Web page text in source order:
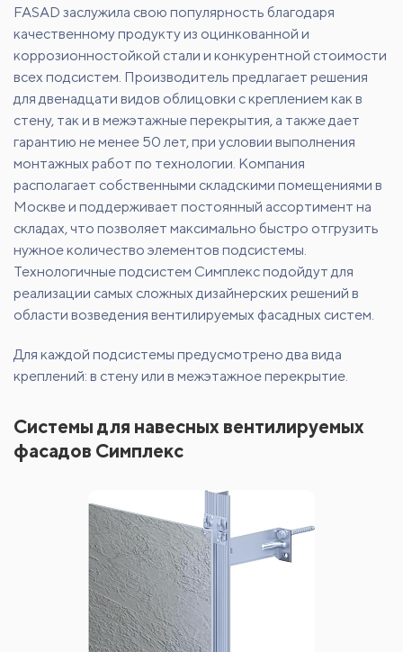
FASAD заслужила свою популярность благодаря
качественному продукту из оцинкованной и
коррозионностойкой стали и конкурентной стоимости
всех подсистем. Производитель предлагает решения
для двенадцати видов облицовки с креплением как в
стену, так и в межэтажные перекрытия, а также дает
гарантию не менее 50 лет, при условии выполнения
монтажных работ по технологии. Компания
располагает собственными складскими помещениями в
Москве и поддерживает постоянный ассортимент на
складах, что позволяет максимально быстро отгрузить
нужное количество элементов подсистемы.
Технологичные подсистем Симплекс подойдут для
реализации самых сложных дизайнерских решений в
области возведения вентилируемых фасадных систем.
Для каждой подсистемы предусмотрено два вида
креплений: в стену или в межэтажное перекрытие.
Системы для навесных вентилируемых
фасадов Симплекс